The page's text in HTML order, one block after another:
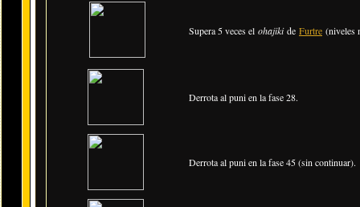
Supera 5 veces el ohajikide Furtre (niveles
Derrota al puni en la fase 28.
Derrota al puni en la fase 45 (sin continuar).